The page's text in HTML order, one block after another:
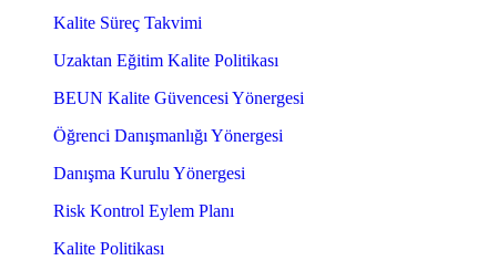
Kalite Süreç Takvimi
Uzaktan Eğitim Kalite Politikası
BEUN Kalite Güvencesi Yönergesi
Öğrenci Danışmanlığı Yönergesi
Danışma Kurulu Yönergesi
Risk Kontrol Eylem Planı
Kalite Politikası